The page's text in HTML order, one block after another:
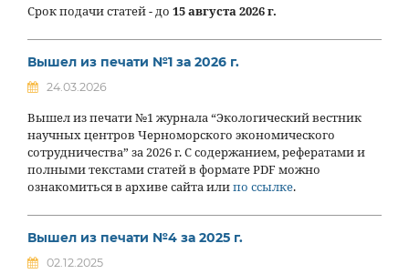
Срок подачи статей - до 15 августа 2026 г.
Вышел из печати №1 за 2026 г.
24.03.2026
Вышел из печати №1 журнала “Экологический вестник
научных центров Черноморского экономического
сотрудничества” за 2026 г. С содержанием, рефератами и
полными текстами статей в формате PDF можно
ознакомиться в архиве сайта илипо ссылке.
Вышел из печати №4 за 2025 г.
02.12.2025